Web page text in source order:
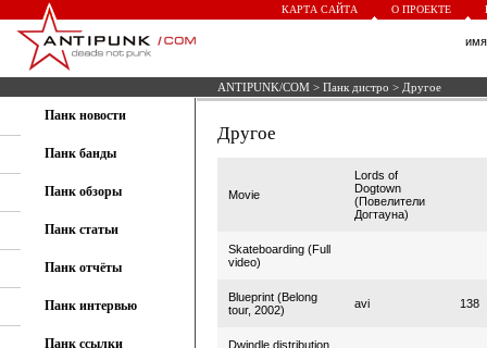
КАРТА САЙТА О ПРОЕКТЕ
ANTIPUNK/COM > Панк дистро > Другое
Панк новости
Панк банды
Панк обзоры
Панк статьи
Панк отчёты
Панк интервью
Панк ссылки
Другое
Movie
Lords of
Dogtown
(Повелители
Догтауна)
Skateboarding (Full
video)
Blueprint (Belong
tour, 2002)
avi 138
Dwindle distribution